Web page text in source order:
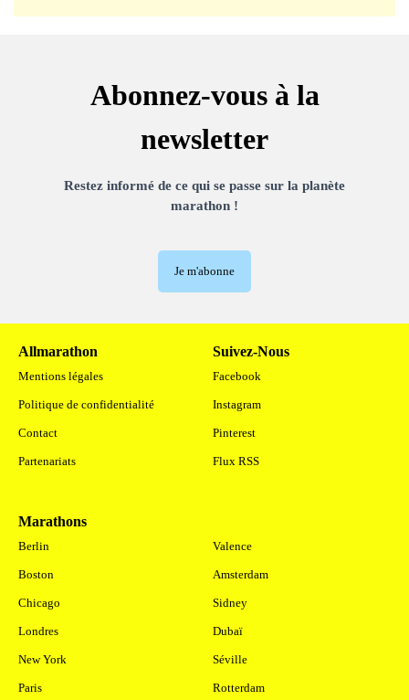
Abonnez-vous à la
newsletter
Restez informé de ce qui se passe sur la planète
marathon !
Je m'abonne
Allmarathon
Mentions légales
Politique de confidentialité
Contact
Partenariats
Suivez-Nous
Facebook
Instagram
Pinterest
Flux RSS
Marathons
Berlin
Boston
Chicago
Londres
New York
Paris
Valence
Amsterdam
Sidney
Dubaï
Séville
Rotterdam